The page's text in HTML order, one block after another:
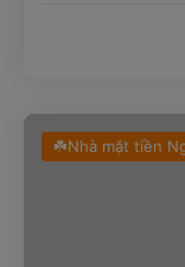
☘️Nhà mặt tiền